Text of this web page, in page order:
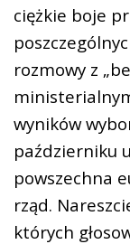
ciężkie boje
rozmowy z
wyników
październiku
powszechna
rząd.
których